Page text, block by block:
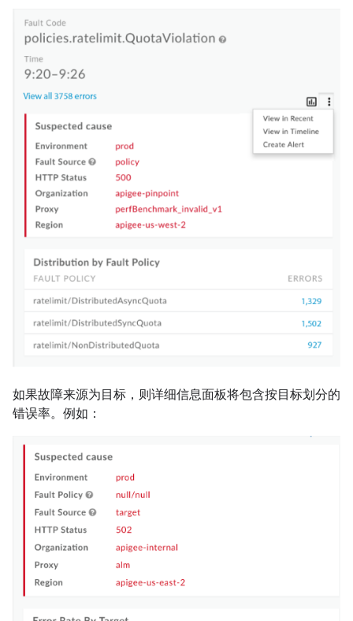
如果故障来源为目标，则详细信息面板将包含按目标划分的
错误率。例如：